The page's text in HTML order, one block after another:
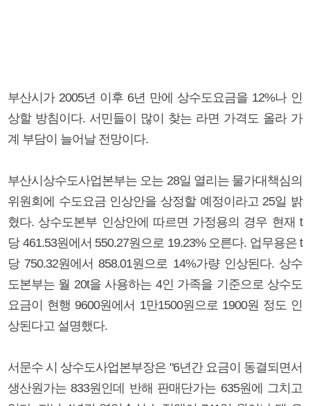
부산시가 2005년 이후 6년 만에 상수도요금을 12%나 인
상할 방침이다. 서민들이 많이 찾는 라면 가격도 올라 가
계 부담이 늘어날 전망이다.
부산시상수도사업본부는 오는 28일 열리는 물가대책심의
위원회에 수도요금 인상안을 상정할 예정이라고 25일 밝
혔다. 상수도본부 인상안에 따르면 가정용의 경우 현재 t
당 461.53원에서 550.27원으로 19.23% 오른다. 업무용은 t
당 750.32원에서 858.01원으로 14%가량 인상된다. 상수
도본부는 월 20t을 사용하는 4인 가족을 기준으로 상수도
요금이 현행 9600원에서 1만1500원으로 1900원 정도 인
상된다고 설명했다.
서문수 시 상수도사업본부장은 "6년간 요금이 동결되면서
생산원가는 833원인데 반해 판매단가는 635원에 그치고